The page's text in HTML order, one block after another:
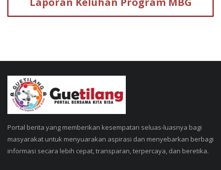
Portal berita yang memberikan kesempatan seluas-luasnya bagi
masyarakat untuk menyuarakan aspirasi dan menyebarkan berbagi
informasi secara lebih cepat, transparan, terpercaya, dan beretika.